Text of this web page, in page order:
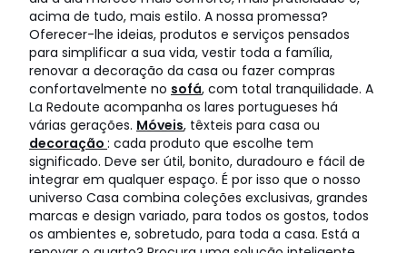
acima de tudo, mais estilo. A nossa promessa?
Oferecer-lhe ideias, produtos e serviços pensados
para simplificar a sua vida, vestir toda a família,
renovar a decoração da casa ou fazer compras
confortavelmente no sofá, com total tranquilidade. A
La Redoute acompanha os lares portugueses há
várias gerações. Móveis, têxteis para casa ou
decoração : cada produto que escolhe tem
significado. Deve ser útil, bonito, duradouro e fácil de
integrar em qualquer espaço. É por isso que o nosso
universo Casa combina coleções exclusivas, grandes
marcas e design variado, para todos os gostos, todos
os ambientes e, sobretudo, para toda a casa. Está a